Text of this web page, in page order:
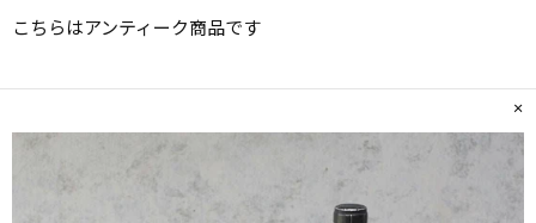
こちらはアンティーク商品です